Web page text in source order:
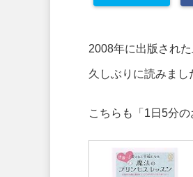
2008年に出版され
久しぶりに読みまし
こちらも「1日5分